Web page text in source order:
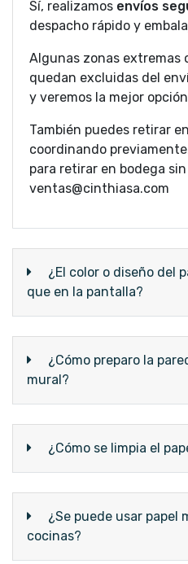
Sí, realizamos envíos
despacho rápido y
Algunas zonas extremas
quedan excluidas del
y veremos la mejor
También puedes retirar
coordinando
para retirar en bodega
ventas@cinthiasa.com
¿El color o diseño del
que en la pantalla?
¿Cómo preparo la
mural?
¿Cómo se limpia el
¿Se puede usar papel
cocinas?